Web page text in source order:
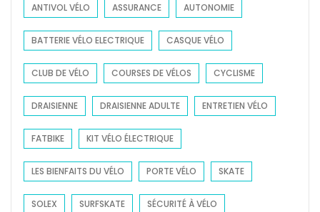
r
:
ANTIVOL VÉLO ASSURANCE AUTONOMIE
BATTERIE VÉLO ELECTRIQUE CASQUE VÉLO
CLUB DE VÉLO COURSES DE VÉLOS CYCLISME
DRAISIENNE DRAISIENNE ADULTE ENTRETIEN VÉLO
FATBIKE KIT VÉLO ÉLECTRIQUE
LES BIENFAITS DU VÉLO PORTE VÉLO SKATE
SOLEX SURFSKATE SÉCURITÉ À VÉLO